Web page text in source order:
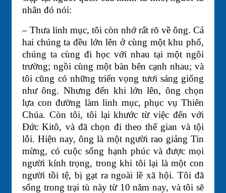
nhân đó nói:
– Thưa linh mục, tôi còn nhớ rất rõ về ông. Cả
hai chúng ta đều lớn lên ở cùng một khu phố,
chúng ta cùng đi học với nhau tại một ngôi
trường; ngồi cùng một bàn bên cạnh nhau; và
tôi cũng có những triển vọng tươi sáng giống
như ông. Nhưng đến khi lớn lên, ông chọn
lựa con đường làm linh mục, phục vụ Thiên
Chúa. Còn tôi, tôi lại khước từ việc đến với
Đức Kitô, và đã chọn đi theo thế gian và tội
lỗi. Hiện nay, ông là một người rao giảng Tin
mừng, có cuộc sống hạnh phúc và được mọi
người kính trọng, trong khi tôi lại là một con
người tồi tệ, bị gạt ra ngoài lề xã hội. Tôi đã
sống trong trại tù này từ 10 năm nay, và tôi sẽ